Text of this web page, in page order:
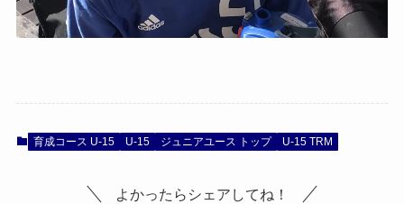
育成コース U-15 U-15 ジュニアユース トップ U-15 TRM
よかったらシェアしてね！